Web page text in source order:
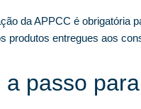
da APPCC é obrigatória
produtos entregues aos
a passo